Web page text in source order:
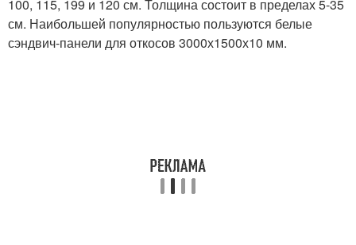
100, 115, 199 и 120 см. Толщина состоит в пределах 5-35
см. Наибольшей популярностью пользуются белые
сэндвич-панели для откосов 3000х1500х10 мм.